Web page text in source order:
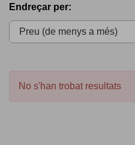
Endreçar per:
No s'han trobat resultats